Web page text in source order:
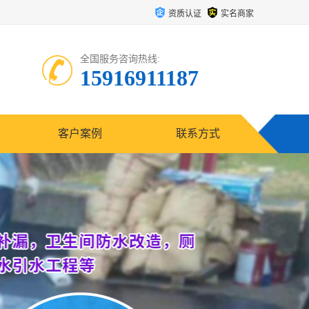
资质认证 实名商家
全国服务咨询热线:
15916911187
客户案例 联系方式